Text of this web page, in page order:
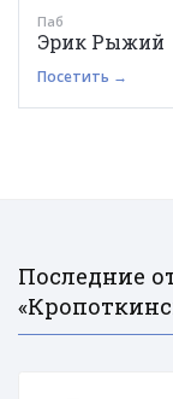
Паб
Эрик Рыжий
Посетить →
Последние